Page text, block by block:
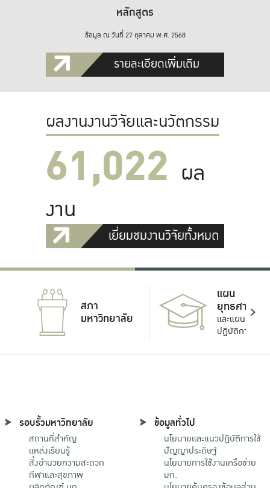
หลักสูตร
ข้อมูล ณ วันที่ 27 ตุลาคม พ.ศ. 2568
รายละเอียดเพิ่มเติม
ผลงานงานวิจัยและนวัตกรรม
61,022 ผล
งาน
เยี่ยมชมงานวิจัยทั้งหมด
สภา
มหาวิทยาลัย
แผน
ยุทธศาสตร์
และแผน
ปฏิบัติการ
รอบรั้วมหาวิทยาลัย
สถานที่สำคัญ
แหล่งเรียนรู้
สิ่งอำนวยความสะดวก
กีฬาและสุขภาพ
ข้อมูลทั่วไป
นโยบายและแนวปฏิบัติการใช้
ปัญญาประดิษฐ์
นโยบายการใช้งานเครือข่าย
มก.